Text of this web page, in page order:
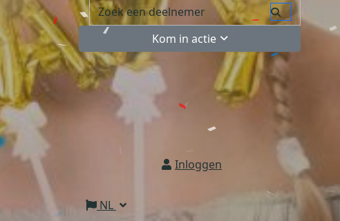
Kom in actie
Inloggen
NL